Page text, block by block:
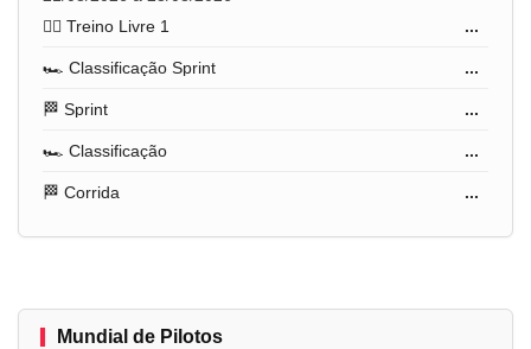
🏋️‍♂️ Treino Livre 1
...
🏎️ Classificação Sprint ...
🏁 Sprint ...
🏎️ Classificação ...
🏁 Corrida ...
Mundial de Pilotos